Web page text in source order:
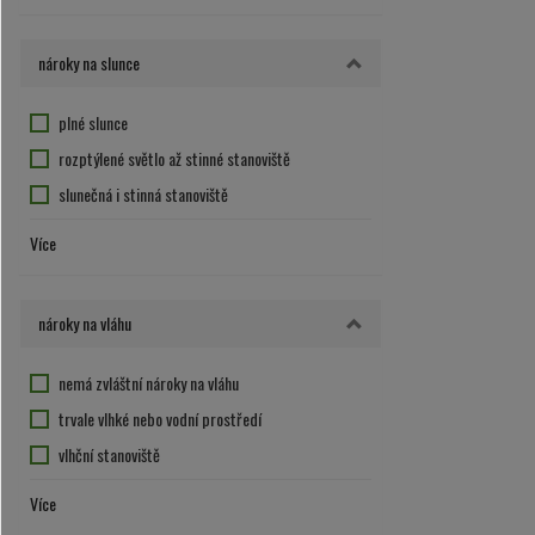
5
8
25
nároky na slunce
plné slunce
rozptýlené světlo až stinné stanoviště
slunečná i stinná stanoviště
Více
nároky na vláhu
nemá zvláštní nároky na vláhu
trvale vlhké nebo vodní prostředí
vlhční stanoviště
Více